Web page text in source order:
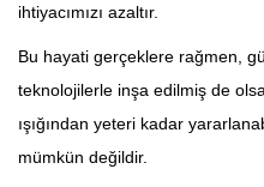
ihtiyacımızı azaltır.
Bu hayati gerçeklere rağmen,
teknolojilerle inşa edilmiş de
ışığından yeteri kadar
mümkün değildir.